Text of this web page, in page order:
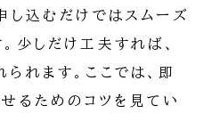
し込むだけではスムーズ
少しだけ工夫すれば、
れます。ここでは、即
せるためのコツを見てい